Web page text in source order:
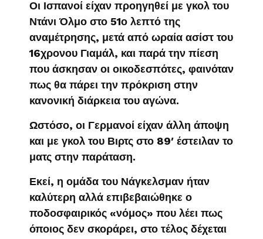
Οι Ισπανοί είχαν προηγηθεί με γκολ του
Ντάνι Όλμο στο 51ο λεπτό της
αναμέτρησης, μετά από ωραία ασίστ του
16χρονου Γιαμάλ, και παρά την πίεση
που άσκησαν οι οικοδεσπότες, φαινόταν
πως θα πάρει την πρόκριση στην
κανονική διάρκεια του αγώνα.
Ωστόσο, οι Γερμανοί είχαν άλλη άποψη
και με γκολ του Βιρτς στο 89′ έστειλαν το
ματς στην παράταση.
Εκεί, η ομάδα του Νάγκελσμαν ήταν
καλύτερη αλλά επιβεβαιώθηκε ο
ποδοσφαιρικός «νόμος» που λέει πως
όποιος δεν σκοράρει, στο τέλος δέχεται